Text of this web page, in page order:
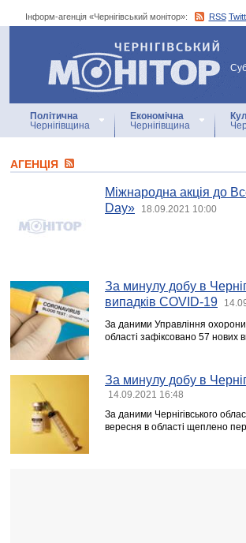
Інформ-агенція «Чернігівський монітор»: RSS
Інформ-агенція
«Чернігівський монітор»
Політична
Чернігівщина
Економічна
Чернігівщина
АГЕНЦIЯ
Міжнародна акція до
Day»
18.09.2021 10:00
За минулу добу в
випадків COVID-19
За даними Управління охорони
області зафіксовано 57 нових
За минулу добу в
14.09.2021 16:48
За даними Чернігівського
вересня в області щеплено